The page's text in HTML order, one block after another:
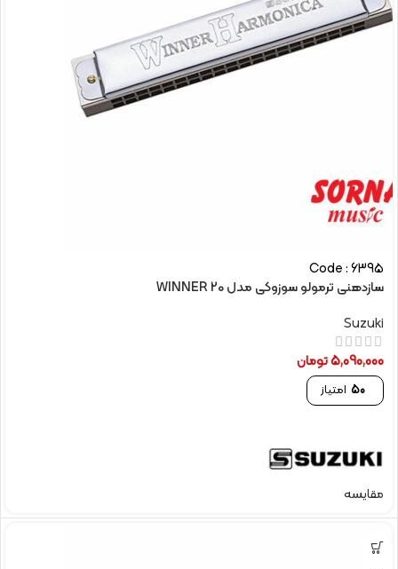
Code : 6395
سازدهنی ترمولو سوزوکی مدل WINNER 20
Suzuki
5,090,000تومان
50 امتیاز
مقایسه